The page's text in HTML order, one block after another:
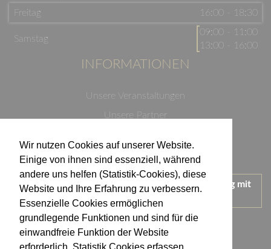
Wir nutzen Cookies auf unserer Website.
Einige von ihnen sind essenziell, während
andere uns helfen (Statistik-Cookies), diese
Website und Ihre Erfahrung zu verbessern.
Essenzielle Cookies ermöglichen
grundlegende Funktionen und sind für die
einwandfreie Funktion der Website
Freitag
16:00 - 18:30
Samstag
09:00 - 11:00
13:00 - 16:00
INFORMATIONEN
Unsere Veranstaltungen
Unsere Partner
Impressum
Wir treten für einen verantwortungsvollen Umgang mit
Alkohol ein.
KONTAKT